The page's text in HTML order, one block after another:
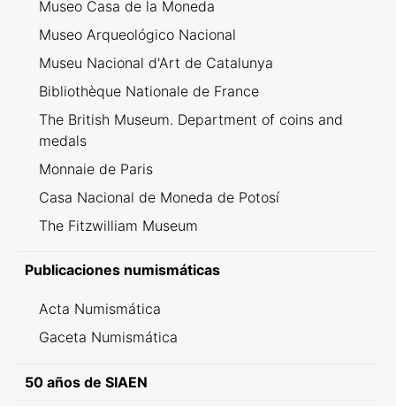
Museo Casa de la Moneda
Museo Arqueológico Nacional
Museu Nacional d'Art de Catalunya
Bibliothèque Nationale de France
The British Museum. Department of coins and
medals
Monnaie de Paris
Casa Nacional de Moneda de Potosí
The Fitzwilliam Museum
Publicaciones numismáticas
Acta Numismática
Gaceta Numismática
50 años de SIAEN